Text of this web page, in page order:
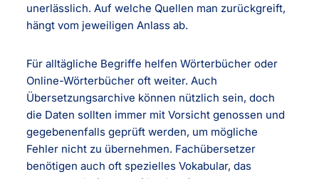
unerlässlich. Auf welche Quellen man zurückgreift,
hängt vom jeweiligen Anlass ab.
Für alltägliche Begriffe helfen Wörterbücher oder
Online-Wörterbücher oft weiter. Auch
Übersetzungsarchive können nützlich sein, doch
die Daten sollten immer mit Vorsicht genossen und
gegebenenfalls geprüft werden, um mögliche
Fehler nicht zu übernehmen. Fachübersetzer
benötigen auch oft spezielles Vokabular, das